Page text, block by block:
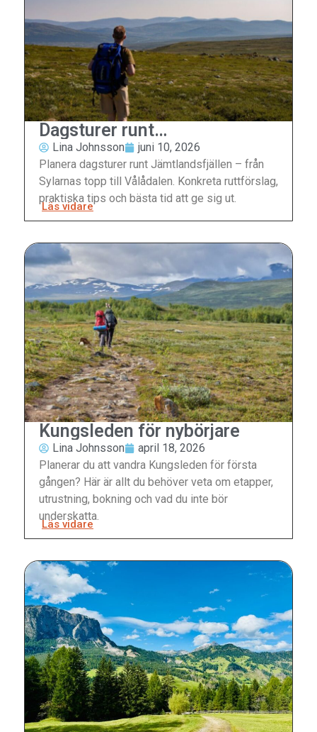
Dagsturer runt
Jämtlandsfjällen
Lina Johnsson
juni 10, 2026
Planera dagsturer runt Jämtlandsfjällen – från
Sylarnas topp till Vålådalen. Konkreta ruttförslag,
praktiska tips och bästa tid att ge sig ut.
Läs vidare
Kungsleden för nybörjare
Lina Johnsson
april 18, 2026
Planerar du att vandra Kungsleden för första
gången? Här är allt du behöver veta om etapper,
utrustning, bokning och vad du inte bör
underskatta.
Läs vidare